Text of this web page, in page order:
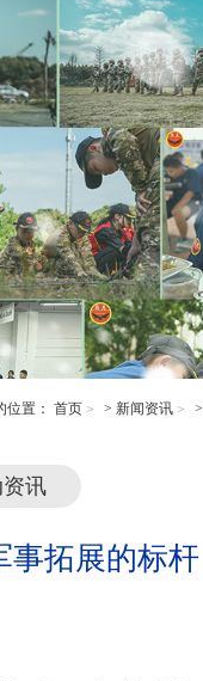
位置： 首页 > 新闻资讯 >
讯
事拓展的标杆